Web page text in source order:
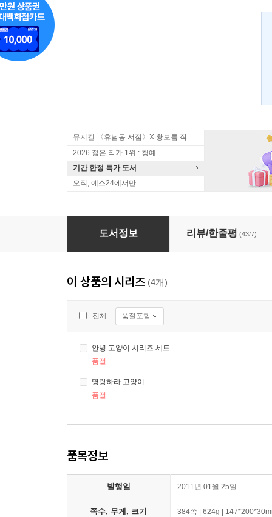
뮤지컬 〈휴남동 서점〉X 황보름 작가 북토크
2026 젊은 작가 1위 : 청예
기간 한정 특가 도서
오직, 예스24에서만
명랑하라 고양이
도서정보 리뷰/한줄평 (43/7)
이 상품의 시리즈 (4개)
전체 품절포함
안녕 고양이 시리즈 세트
품절
명랑하라 고양이
품절
품목정보
발행일 2011년 01월 25일
쪽수, 무게, 크기 384쪽 | 624g |